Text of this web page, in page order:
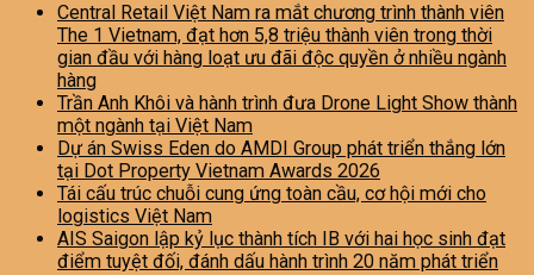
Central Retail Việt Nam ra mắt chương trình thành viên
The 1 Vietnam, đạt hơn 5,8 triệu thành viên trong thời
gian đầu với hàng loạt ưu đãi độc quyền ở nhiều ngành
hàng
Trần Anh Khôi và hành trình đưa Drone Light Show thành
một ngành tại Việt Nam
Dự án Swiss Eden do AMDI Group phát triển thắng lớn
tại Dot Property Vietnam Awards 2026
Tái cấu trúc chuỗi cung ứng toàn cầu, cơ hội mới cho
logistics Việt Nam
AIS Saigon lập kỷ lục thành tích IB với hai học sinh đạt
điểm tuyệt đối, đánh dấu hành trình 20 năm phát triển